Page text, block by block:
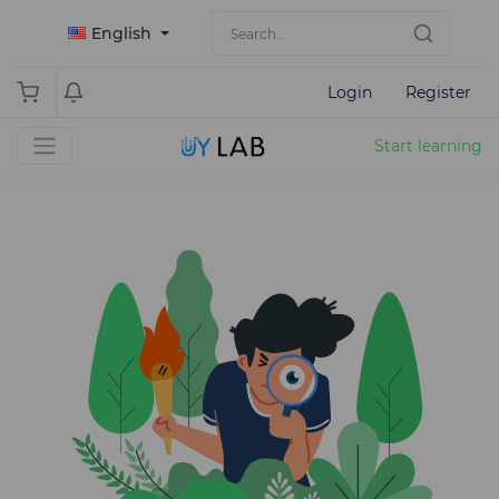
English
Login Register
Start learning